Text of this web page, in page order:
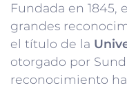
Fundada en 1845,
grandes
el título de la
otorgado por
reconocimiento